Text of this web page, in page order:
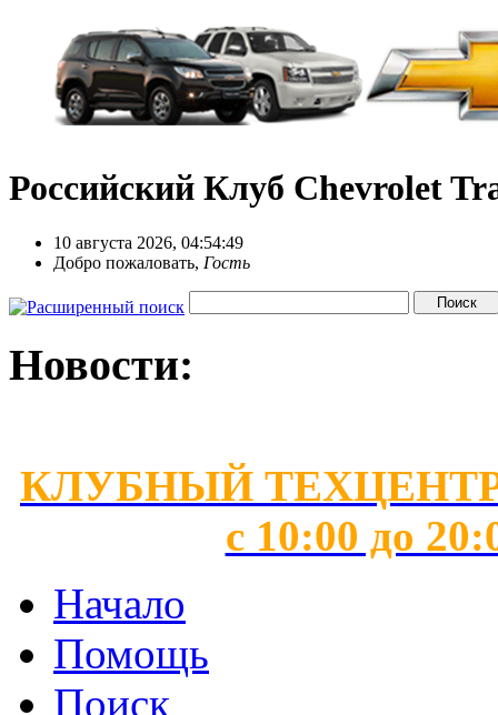
Российский Клуб Chevrolet
10 августа 2026, 04:54:49
Добро пожаловать, Гость
Новости:
КЛУБНЫЙ
с 10:00 до
Начало
Помощь
Поиск